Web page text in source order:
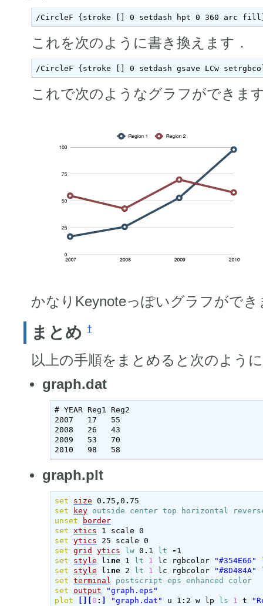
/CircleF {stroke [] 0 setdash hpt 0 360 arc
これを次のように書き換えます．
/CircleF {stroke [] 0 setdash gsave LCw
これで次のようなグラフができま
かなりKeynoteっぽいグラフができ
まとめ †
以上の手順をまとめると次のよう
graph.dat
# YEAR Reg1 Reg2
2007   17   55
2008   26   43
2009   53   70
2010   98   58
graph.plt
set size 0 . 75 , 0 .
set
key outside center top horizontal
unset
border
set xtics
set ytics
set grid ytics lw 0 . 1 lt -
set
style line 1 lt 1 lc rgbcolor "#354E66"
set
style line 2 lt 1 lc rgbcolor "#8D484A"
set terminal postscript eps enhanced
color
set output
"graph.eps"
plot
0 : "graph.dat" u 1 : 2 w lp ls 1 t